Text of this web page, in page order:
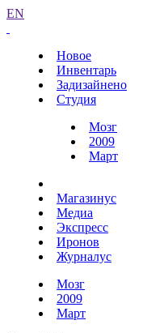
EN
Новое
Инвентарь
Задизайнено
Студия
Мозг
2009
Март
Магазинус
Медиа
Экспресс
Иронов
Журналус
Мозг
2009
Март